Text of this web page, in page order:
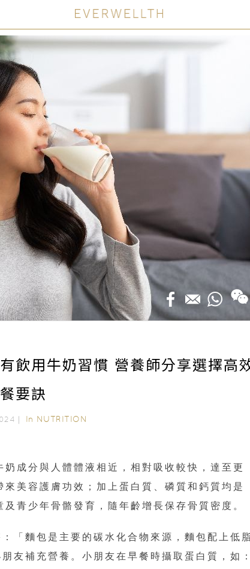
飲用牛奶習慣 營養師分享選擇高
餐要訣
｜ In NUTRITION
成分與人體體液相近，相對吸收較快，達至更
美容護膚功效；加上蛋白質、磷質和鈣質均是
青少年骨骼發育，隨年齡增長保存骨質密度。
「麵包是主要的碳水化合物來源，麵包配上低
友補充營養。小朋友在早餐時攝取蛋白質，如